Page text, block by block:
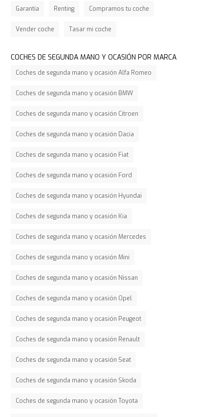
Garantía Renting Compramos tu coche
Vender coche Tasar mi coche
COCHES DE SEGUNDA MANO Y OCASIÓN POR MARCA
Coches de segunda mano y ocasión Alfa Romeo
Coches de segunda mano y ocasión BMW
Coches de segunda mano y ocasión Citroen
Coches de segunda mano y ocasión Dacia
Coches de segunda mano y ocasión Fiat
Coches de segunda mano y ocasión Ford
Coches de segunda mano y ocasión Hyundai
Coches de segunda mano y ocasión Kia
Coches de segunda mano y ocasión Mercedes
Coches de segunda mano y ocasión Mini
Coches de segunda mano y ocasión Nissan
Coches de segunda mano y ocasión Opel
Coches de segunda mano y ocasión Peugeot
Coches de segunda mano y ocasión Renault
Coches de segunda mano y ocasión Seat
Coches de segunda mano y ocasión Skoda
Coches de segunda mano y ocasión Toyota